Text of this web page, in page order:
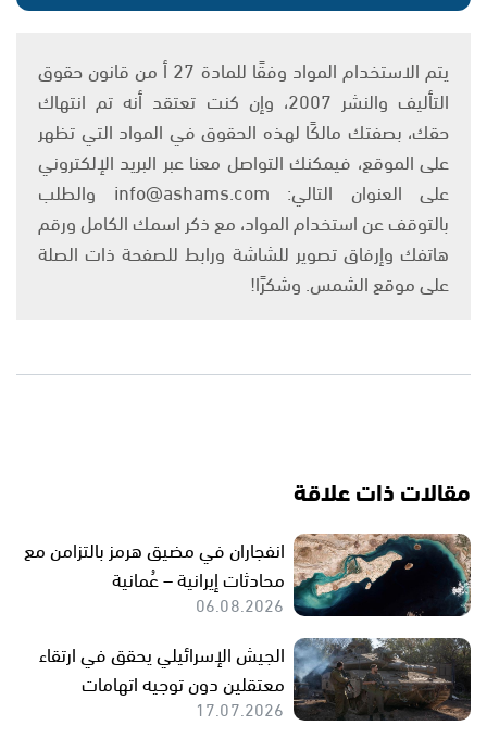
يتم الاستخدام المواد وفقًا للمادة 27 أ من قانون حقوق
التأليف والنشر 2007، وإن كنت تعتقد أنه تم انتهاك
حقك، بصفتك مالكًا لهذه الحقوق في المواد التي تظهر
على الموقع، فيمكنك التواصل معنا عبر البريد الإلكتروني
على العنوان التالي: info@ashams.com والطلب
بالتوقف عن استخدام المواد، مع ذكر اسمك الكامل ورقم
هاتفك وإرفاق تصوير للشاشة ورابط للصفحة ذات الصلة
على موقع الشمس. وشكرًا!
مقالات ذات علاقة
انفجاران في مضيق هرمز بالتزامن مع
محادثات إيرانية – عُمانية
06.08.2026
الجيش الإسرائيلي يحقق في ارتقاء
معتقلين دون توجيه اتهامات
17.07.2026